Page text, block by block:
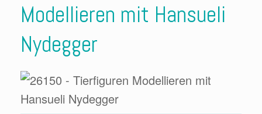
Modellieren mit Hansueli
Nydegger